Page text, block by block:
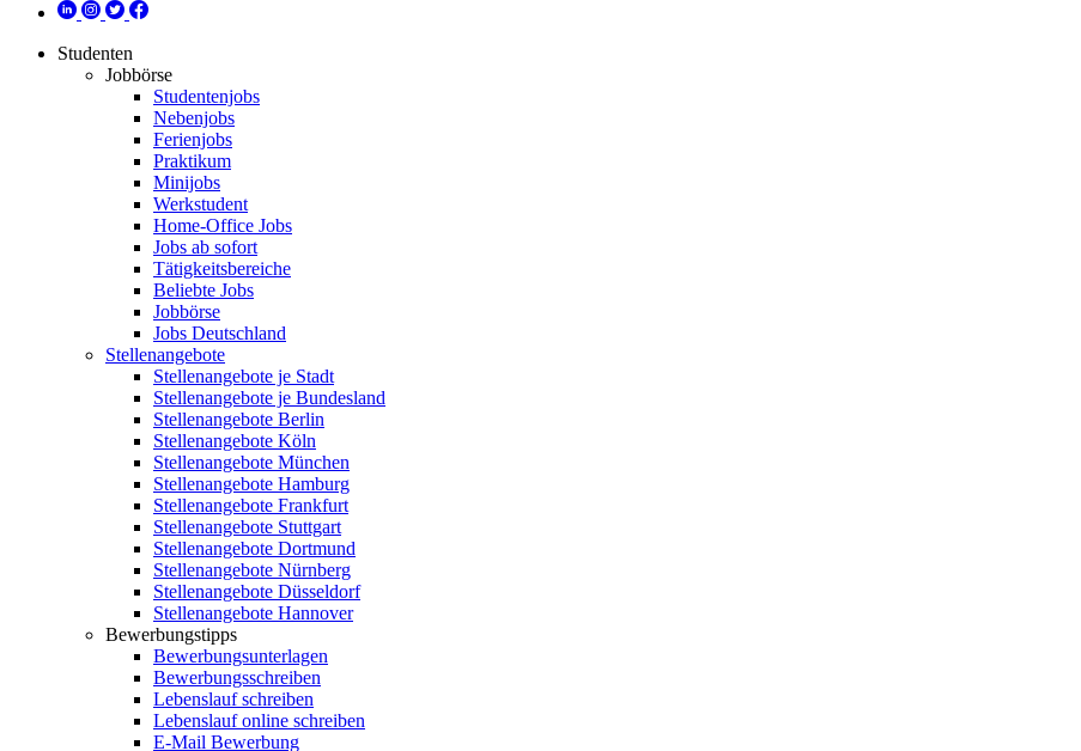
Studenten
Jobbörse
Studentenjobs
Nebenjobs
Ferienjobs
Praktikum
Minijobs
Werkstudent
Home-Office Jobs
Jobs ab sofort
Tätigkeitsbereiche
Beliebte Jobs
Jobbörse
Jobs Deutschland
Stellenangebote
Stellenangebote je Stadt
Stellenangebote je Bundesland
Stellenangebote Berlin
Stellenangebote Köln
Stellenangebote München
Stellenangebote Hamburg
Stellenangebote Frankfurt
Stellenangebote Stuttgart
Stellenangebote Dortmund
Stellenangebote Nürnberg
Stellenangebote Düsseldorf
Stellenangebote Hannover
Bewerbungstipps
Bewerbungsunterlagen
Bewerbungsschreiben
Lebenslauf schreiben
Lebenslauf online schreiben
E-Mail Bewerbung